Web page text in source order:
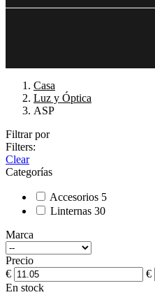
Casa
Luz y Óptica
ASP
Filtrar por
Filters:
Clear
Categorías
Accesorios 5
Linternas 30
Marca
Precio
€
€
En stock